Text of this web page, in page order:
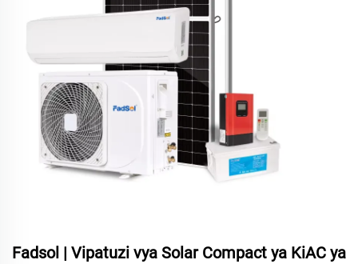
Fadsol | Vipatuzi vya Solar Compact ya KiAC ya